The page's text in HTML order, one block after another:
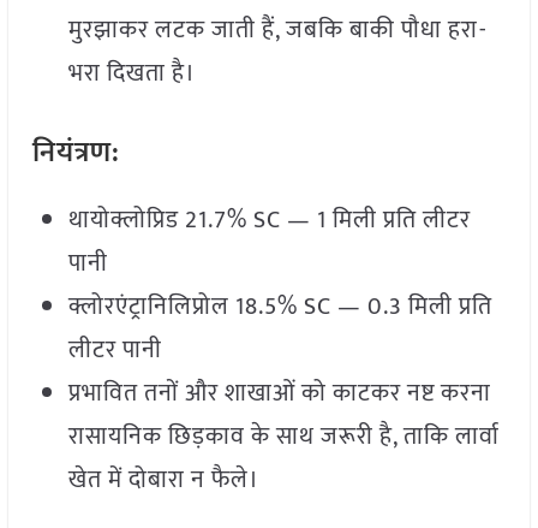
मुरझाकर लटक जाती हैं, जबकि बाकी पौधा हरा-
भरा दिखता है।
नियंत्रण:
थायोक्लोप्रिड 21.7% SC — 1 मिली प्रति लीटर
पानी
क्लोरएंट्रानिलिप्रोल 18.5% SC — 0.3 मिली प्रति
लीटर पानी
प्रभावित तनों और शाखाओं को काटकर नष्ट करना
रासायनिक छिड़काव के साथ जरूरी है, ताकि लार्वा
खेत में दोबारा न फैले।